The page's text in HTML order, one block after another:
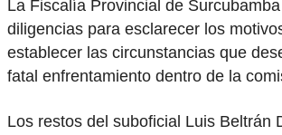
La Fiscalía Provincial de
diligencias para esclarecer los
establecer las circunstancias que
fatal enfrentamiento dentro de la
Los restos del suboficial Luis Beltrán